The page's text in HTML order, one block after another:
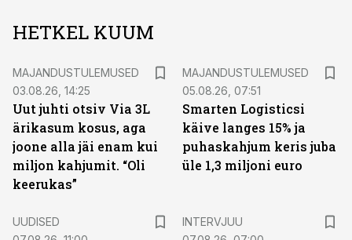
HETKEL KUUM
MAJANDUSTULEMUSED
03.08.26, 14:25
Uut juhti otsiv Via 3L
ärikasum kosus, aga
joone alla jäi enam kui
miljon kahjumit. “Oli
keerukas”
MAJANDUSTULEMUSED
05.08.26, 07:51
Smarten Logisticsi
käive langes 15% ja
puhaskahjum keris juba
üle 1,3 miljoni euro
UUDISED
INTERVJUU